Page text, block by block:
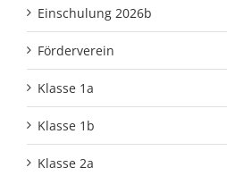
Einschulung 2026b
Förderverein
Klasse 1a
Klasse 1b
Klasse 2a